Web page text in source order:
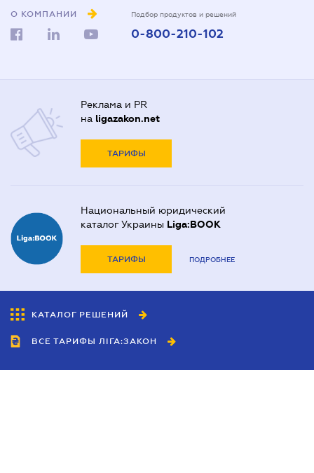
О КОМПАНИИ Подбор продуктов и решений
0-800-210-102
Реклама и PR
на ligazakon.net
ТАРИФЫ
Национальный юридический
каталог Украины Liga:BOOK
ТАРИФЫ ПОДРОБНЕЕ
КАТАЛОГ РЕШЕНИЙ
ВСЕ ТАРИФЫ ЛІГА:ЗАКОН